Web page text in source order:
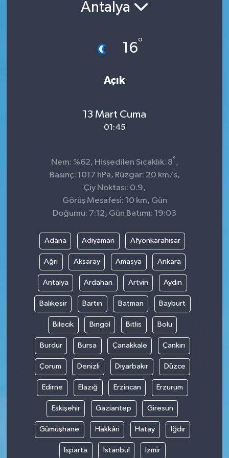
Antalya
16°
Açık
13 Mart Cuma
01:45
Nem: %62, Hissedilen Sıcaklık: 8° ,
Basınç: 1017 hPa, Rüzgar: 20 km/s,
Çiy Noktası: 0.9,
Görüş Mesafesi: 10 km, Gün
Doğumu: 7:12, Gün Batımı: 19:03
Adana Adıyaman Afyonkarahisar
Ağrı Aksaray Amasya Ankara
Antalya Ardahan Artvin Aydın
Balıkesir Bartın Batman Bayburt
Bilecik Bingöl Bitlis Bolu
Burdur Bursa Çanakkale Çankırı
Çorum Denizli Diyarbakır Düzce
Edirne Elazığ Erzincan Erzurum
Eskişehir Gaziantep Giresun
Gümüşhane Hakkâri Hatay Iğdır
Isparta İstanbul İzmir